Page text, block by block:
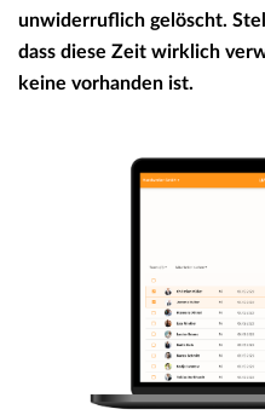
unwiderruflich gelöscht.
dass diese Zeit wirklich
keine vorhanden ist.